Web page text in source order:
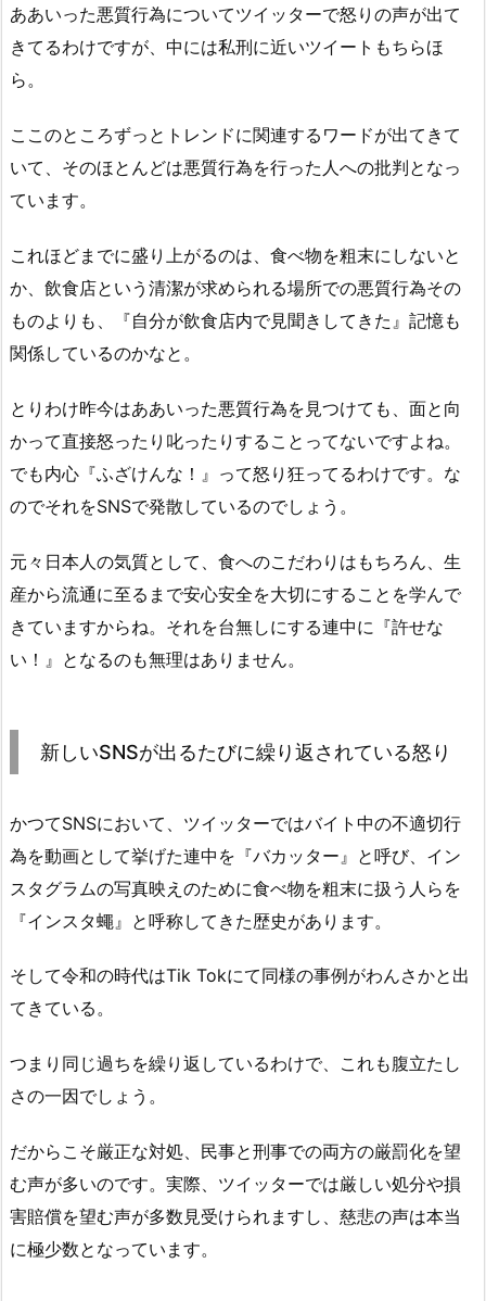
ああいった悪質行為についてツイッターで怒りの声が出て
きてるわけですが、中には私刑に近いツイートもちらほ
ら。
ここのところずっとトレンドに関連するワードが出てきて
いて、そのほとんどは悪質行為を行った人への批判となっ
ています。
これほどまでに盛り上がるのは、食べ物を粗末にしないと
か、飲食店という清潔が求められる場所での悪質行為その
ものよりも、『自分が飲食店内で見聞きしてきた』記憶も
関係しているのかなと。
とりわけ昨今はああいった悪質行為を見つけても、面と向
かって直接怒ったり叱ったりすることってないですよね。
でも内心『ふざけんな！』って怒り狂ってるわけです。な
のでそれをSNSで発散しているのでしょう。
元々日本人の気質として、食へのこだわりはもちろん、生
産から流通に至るまで安心安全を大切にすることを学んで
きていますからね。それを台無しにする連中に『許せな
い！』となるのも無理はありません。
新しいSNSが出るたびに繰り返されている怒り
かつてSNSにおいて、ツイッターではバイト中の不適切行
為を動画として挙げた連中を『バカッター』と呼び、イン
スタグラムの写真映えのために食べ物を粗末に扱う人らを
『インスタ蠅』と呼称してきた歴史があります。
そして令和の時代はTik Tokにて同様の事例がわんさかと出
てきている。
つまり同じ過ちを繰り返しているわけで、これも腹立たし
さの一因でしょう。
だからこそ厳正な対処、民事と刑事での両方の厳罰化を望
む声が多いのです。実際、ツイッターでは厳しい処分や損
害賠償を望む声が多数見受けられますし、慈悲の声は本当
に極少数となっています。